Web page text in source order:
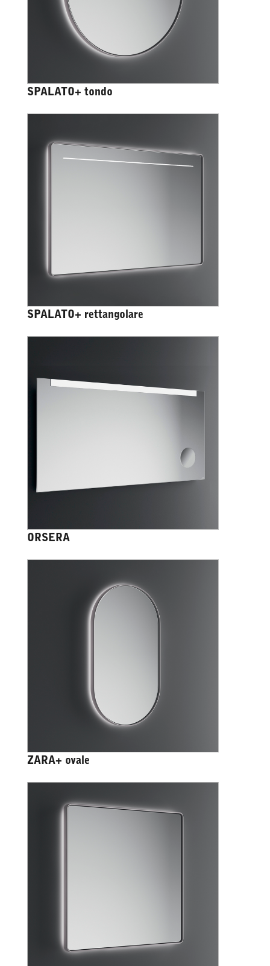
SPALATO+ tondo
SPALATO+ rettangolare
ORSERA
ZARA+ ovale